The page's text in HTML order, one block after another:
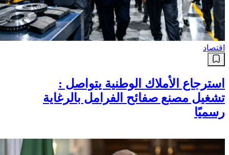
اقتصاد
استرجاع الأملاك الوطنية يتواصل :
تشغيل مصنع صفائح الفرامل بالرغاية
رسميًا